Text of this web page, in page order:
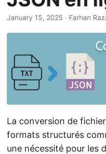
a
g
a
t
n
January 15, 2025 · Farhan
La conversion de
formats structurés
une nécessité pour les